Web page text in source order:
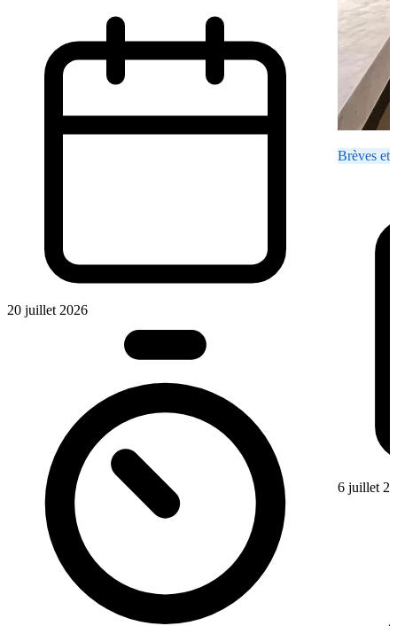
20 juillet 2026
Brèves et
6 juillet